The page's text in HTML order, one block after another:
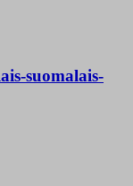
suomalais-